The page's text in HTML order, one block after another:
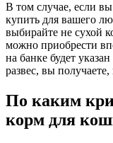
В том случае, если
купить для вашего
выбирайте не сухой
можно приобрести
на банке будет
развес, вы
По каким
корм для